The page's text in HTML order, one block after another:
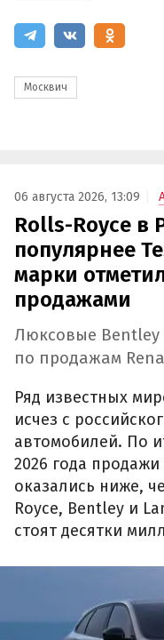
Москвич
06 августа 2026, 13:09
Rolls-Royce в
популярнее
марки
продажами
Люксовые
по продажам
Ряд известных
исчез с
автомобилей. По
2026 года
оказались ниже,
Royce, Bentley и
стоят десятки